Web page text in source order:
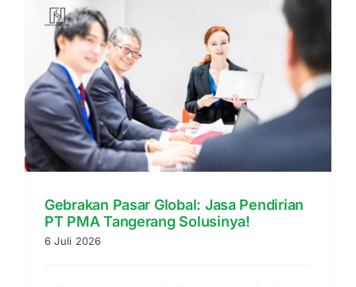
Gebrakan Pasar Global: Jasa Pendirian
PT PMA Tangerang Solusinya!
6 Juli 2026